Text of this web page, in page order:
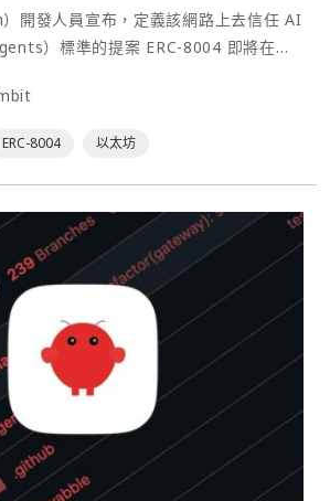
開發人員宣布，定義該網路上去信任 AI
）標準的提案 ERC-8004 即將在主
2025 年 8 月提出，目標是讓 AI 代理能
與平台互動，從而促成一個去中心化、
ERC-8004 以太坊